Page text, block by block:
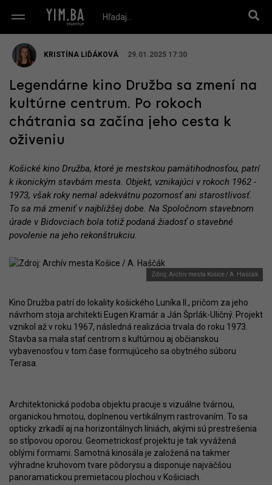
KRISTÍNA LIĎÁKOVÁ 29.01.2025 17:30
Legendárne kino Družba sa zmení na
kultúrne centrum. Po rokoch
chátrania sa začína jeho cesta k
oživeniu
Košické kino Družba, ktoré je mestskou pamätihodnosťou, patrí
k ikonickým stavbám mesta. Objekt, vznikajúci v rokoch 1962 -
1973, však roky nemal adekvátnu pozornosť ani starostlivosť.
To sa má zmeniť v najbližšej dobe. Na Spoločnom stavebnom
úrade v Bidovciach bola totiž podaná žiadosť o stavebné
povolenie na jeho rekonštrukciu.
Zdroj: Archív mesta Košice / A. Haščák
Kino Družba patrí do lokality košického Luníka II., pričom za jeho
návrhom stoja architekti Eugen Kramár a Ján Šprlák-Uličný. Projekt
vznikol až v roku 1967, následná realizácia trvala do roku 1973.
Stavba sa mala stať centrom s kultúrnou aj občianskou
vybavenosťou v tom čase formujúceho sa obytného súboru
Terasa.
Architektonická podoba objektu pracuje s vizuálne tvárnou,
organickou hmotou, doplnenou vertikálnym rastrovaním. To sa
opticky zrkadlí aj na horizontálnych líniách, akými sú prestrešenia
so stĺpovou oporou. Geometrickosť projektu je tak vyvážená
oblými formami. Samotná kinosála je založená na takmer
výhradne kruhovom tvare pôdorysu a disponuje najväčšou
panoramatickou premietacou plochou v Košiciach.